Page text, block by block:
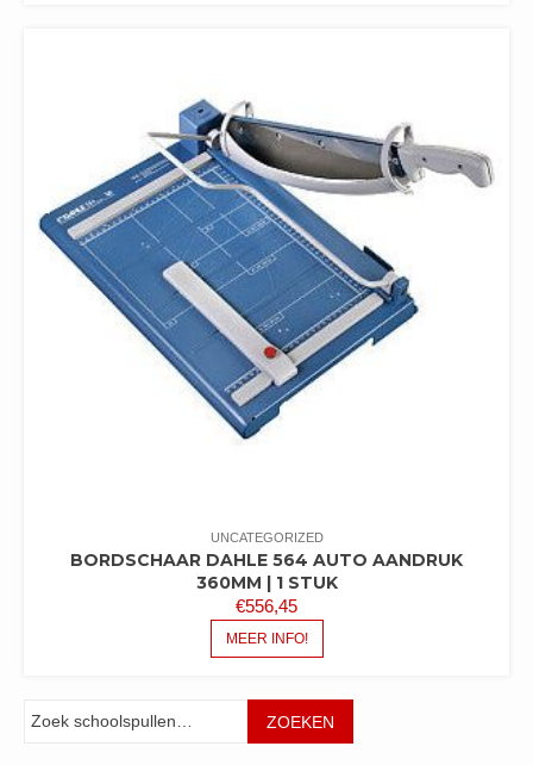
UNCATEGORIZED
BORDSCHAAR DAHLE 564 AUTO AANDRUK
360MM | 1 STUK
€556,45
MEER INFO!
ZOEKEN